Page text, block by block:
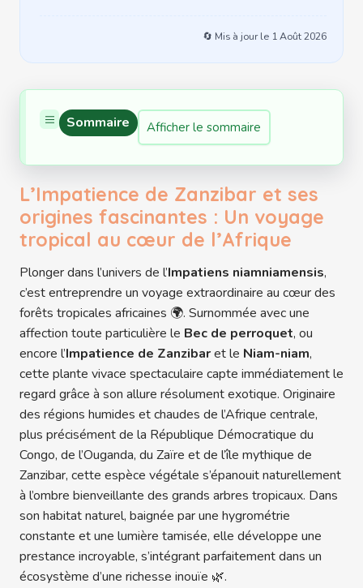
🔄 Mis à jour le 1 Août 2026
Sommaire Afficher le sommaire
L’Impatience de Zanzibar et ses
origines fascinantes : Un voyage
tropical au cœur de l’Afrique
Plonger dans l’univers de l’Impatiens niamniamensis,
c’est entreprendre un voyage extraordinaire au cœur des
forêts tropicales africaines 🌍. Surnommée avec une
affection toute particulière le Bec de perroquet, ou
encore l’Impatience de Zanzibaret le Niam-niam,
cette plante vivace spectaculaire capte immédiatement le
regard grâce à son allure résolument exotique. Originaire
des régions humides et chaudes de l’Afrique centrale,
plus précisément de la République Démocratique du
Congo, de l’Ouganda, du Zaïre et de l’île mythique de
Zanzibar, cette espèce végétale s’épanouit naturellement
à l’ombre bienveillante des grands arbres tropicaux. Dans
son habitat naturel, baignée par une hygrométrie
constante et une lumière tamisée, elle développe une
prestance incroyable, s’intégrant parfaitement dans un
écosystème d’une richesse inouïe 🌿.